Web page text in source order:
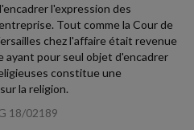
l'expression des
Tout comme la Cour de
chez l'affaire était revenue
ayant pour seul objet d'encadrer
constitue une
la religion.
18/02189